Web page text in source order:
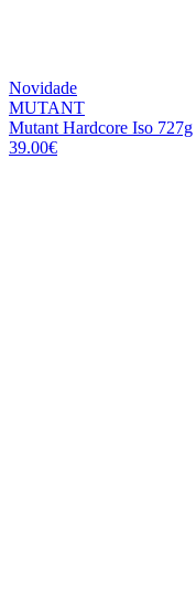
Novidade
MUTANT
Mutant Hardcore Iso 727g
39.00€